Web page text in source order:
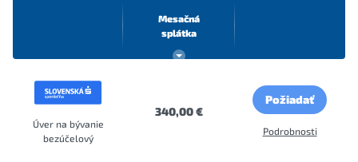
Mesačná
splátka
Úver na bývanie
bezúčelový
340,00 €
Požiadať
Podrobnosti